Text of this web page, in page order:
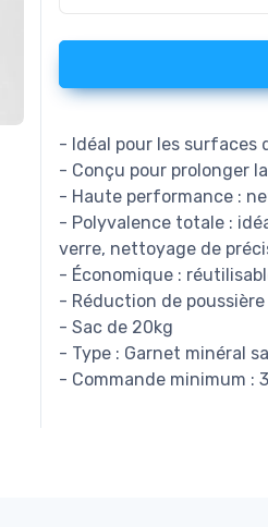
- Idéal pour les surfaces
- Conçu pour prolonger
- Haute performance :
- Polyvalence totale :
verre, nettoyage de
- Économique :
- Réduction de
- Sac de 20kg
- Type : Garnet minéral
- Commande minimum :